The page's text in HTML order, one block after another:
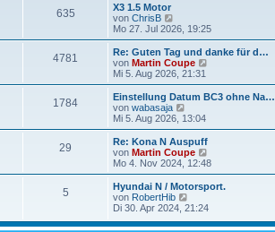
t
r
B
r
635
X3 1.5 Motor
von ChrisB
e
u
e
s
t
e
r
B
e
i
r
a
g
Mo 27. Jul 2026, 19:25
4781
Re: Guten Tag und danke für d…
von Martin Coupe
u
e
e
i
r
g
Mi 5. Aug 2026, 21:31
1784
Einstellung Datum BC3 ohne Na…
von wabasaja
e
u
e
s
t
r
B
e
i
t
Mi 5. Aug 2026, 13:04
29
Re: Kona N Auspuff
von Martin Coupe
e
u
e
r
Mo 4. Nov 2024, 12:48
5
Hyundai N / Motorsport.
von RobertHib
e
e
Di 30. Apr 2024, 21:24